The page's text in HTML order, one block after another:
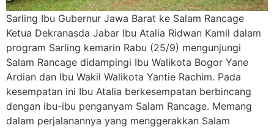
Sarling Ibu Gubernur Jawa Barat ke Salam Rancage
Ketua Dekranasda Jabar Ibu Atalia Ridwan Kamil dalam
program Sarling kemarin Rabu (25/9) mengunjungi
Salam Rancage didampingi Ibu Walikota Bogor Yane
Ardian dan Ibu Wakil Walikota Yantie Rachim. Pada
kesempatan ini Ibu Atalia berkesempatan berbincang
dengan ibu-ibu penganyam Salam Rancage. Memang
dalam perjalanannya yang menggerakkan Salam